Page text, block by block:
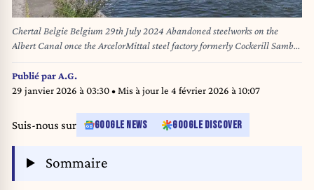
Chertal Belgie Belgium 29th July 2024 Abandoned steelworks on the
Albert Canal once the ArcelorMittal steel factory formerly Cockerill Sambre
Inland ship, Izar moored on the quayside. steel, manufacturing,
production, industry, industrial, heritage, vervallen, staal, fabrique,
fabriek, liÃ ge, liege, luik, rusting, mothballed, binnenlandse scheepvaart,
Publié parA.G.
29 janvier 2026 à 03:30• Mis à jour le 4 février 2026 à 10:07
Suis-nous sur GOOGLE NEWS GOOGLE DISCOVER
Sommaire